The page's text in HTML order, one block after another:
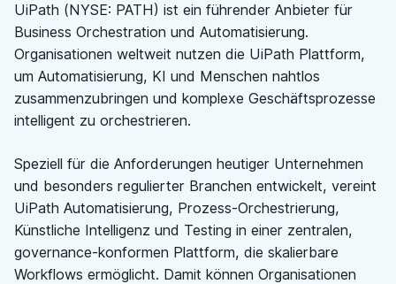
UiPath (NYSE: PATH) ist ein führender Anbieter für
Business Orchestration und Automatisierung.
Organisationen weltweit nutzen die UiPath Plattform,
um Automatisierung, KI und Menschen nahtlos
zusammenzubringen und komplexe Geschäftsprozesse
intelligent zu orchestrieren.
Speziell für die Anforderungen heutiger Unternehmen
und besonders regulierter Branchen entwickelt, vereint
UiPath Automatisierung, Prozess-Orchestrierung,
Künstliche Intelligenz und Testing in einer zentralen,
governance-konformen Plattform, die skalierbare
Workflows ermöglicht. Damit können Organisationen